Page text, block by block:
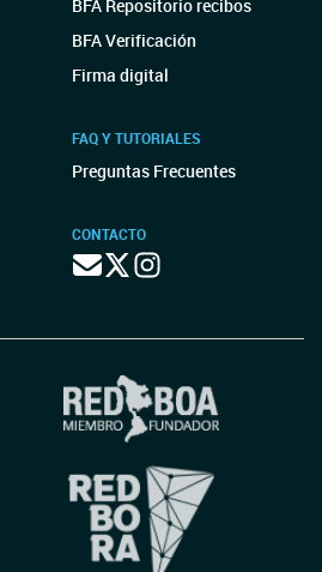
BFA Repositorio recibos
BFA Verificación
Firma digital
FAQ Y TUTORIALES
Preguntas Frecuentes
CONTACTO